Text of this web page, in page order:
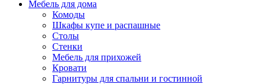
Мебель для дома
Комоды
Шкафы купе и распашные
Столы
Стенки
Мебель для прихожей
Кровати
Гарнитуры для спальни и гостинной